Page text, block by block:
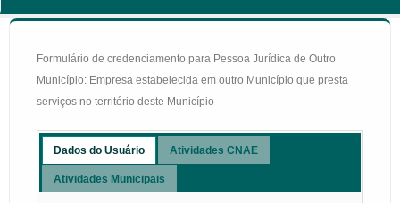
Formulário de credenciamento para Pessoa Jurídica de Outro
Município: Empresa estabelecida em outro Município que presta
serviços no território deste Município
Dados do Usuário Atividades CNAE
Atividades Municipais